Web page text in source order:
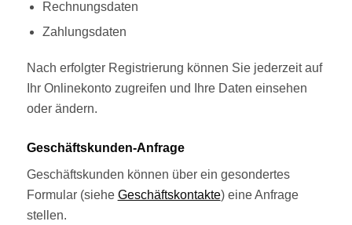
Rechnungsdaten
Zahlungsdaten
Nach erfolgter Registrierung können Sie jederzeit auf
Ihr Onlinekonto zugreifen und Ihre Daten einsehen
oder ändern.
Geschäftskunden-Anfrage
Geschäftskunden können über ein gesondertes
Formular (siehe Geschäftskontakte) eine Anfrage
stellen.